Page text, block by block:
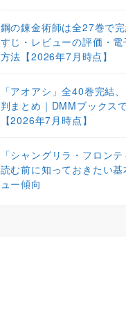
鋼の錬金術師は全27巻で
すじ・レビューの評価・
方法【2026年7月時点】
「アオアシ」全40巻完結
判まとめ｜DMMブックス
【2026年7月時点】
「シャングリラ・フロン
読む前に知っておきたい
ュー傾向